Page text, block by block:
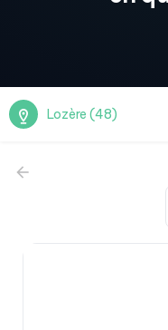
Lozère (48)